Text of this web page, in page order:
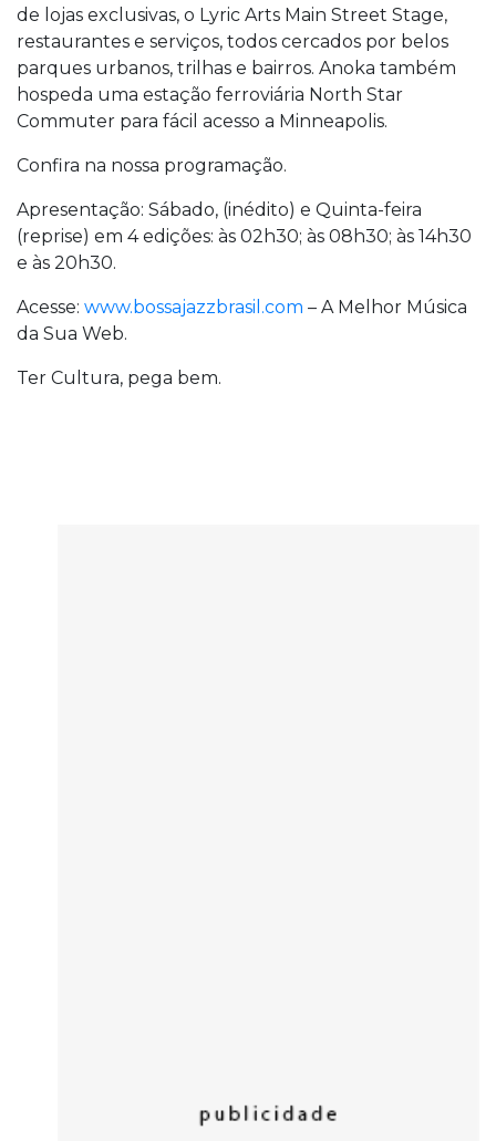
de lojas exclusivas, o Lyric Arts Main Street Stage,
restaurantes e serviços, todos cercados por belos
parques urbanos, trilhas e bairros. Anoka também
hospeda uma estação ferroviária North Star
Commuter para fácil acesso a Minneapolis.
Confira na nossa programação.
Apresentação: Sábado, (inédito) e Quinta-feira
(reprise) em 4 edições: às 02h30; às 08h30; às 14h30
e às 20h30.
Acesse: www.bossajazzbrasil.com – A Melhor Música
da Sua Web.
Ter Cultura, pega bem.